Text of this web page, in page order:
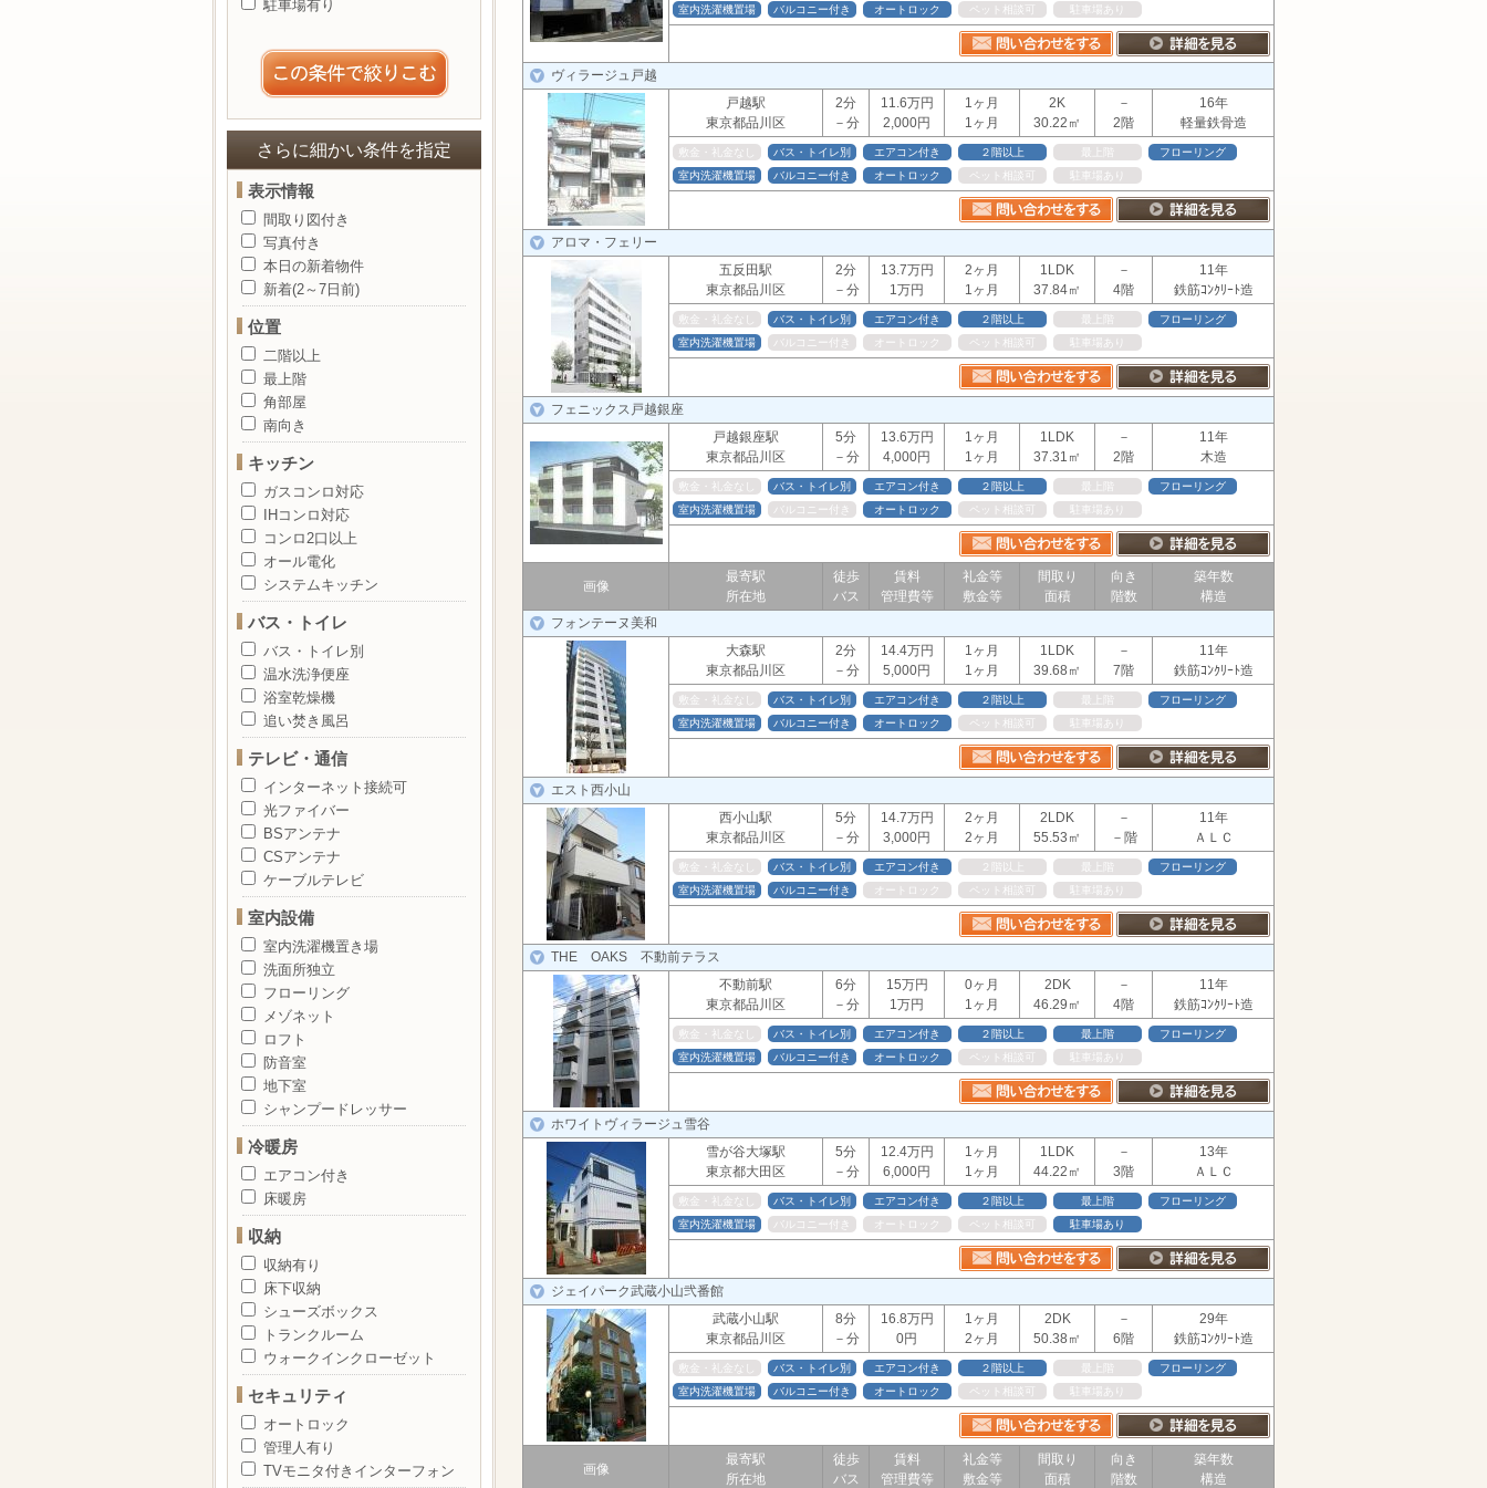
室内洗濯機置場
バルコニー付き オートロック ペット相談可
ヴィラージュ戸越
戸越駅
東京都品川区
2分
－分
11.6万円
2,000円
1ヶ月
1ヶ月
2K
30.22㎡
－
2階
16年
軽量鉄骨造
敷金・礼金なし バス・トイレ別 エアコン付き ２階以上
フローリング
室内洗濯機置場
バルコニー付き オートロック ペット相談可
アロマ・フェリー
五反田駅
東京都品川区
2分
－分
13.7万円
1万円
2ヶ月
1ヶ月
1LDK
37.84㎡
－
4階
11年
鉄筋ｺﾝｸﾘｰﾄ造
敷金・礼金なし バス・トイレ別 エアコン付き ２階以上
フローリング
室内洗濯機置場
バルコニー付き オートロック ペット相談可
フェニックス戸越銀座
戸越銀座駅
東京都品川区
5分
－分
13.6万円
4,000円
1ヶ月
1ヶ月
1LDK
37.31㎡
－
2階
11年
木造
敷金・礼金なし バス・トイレ別 エアコン付き ２階以上
フローリング
室内洗濯機置場
バルコニー付き オートロック ペット相談可
画像
最寄駅
所在地
徒歩
バス
賃料
管理費等
礼金等
敷金等
間取り
面積
向き
階数
築年数
構造
フォンテーヌ美和
大森駅
東京都品川区
2分
－分
14.4万円
5,000円
1ヶ月
1ヶ月
1LDK
39.68㎡
－
7階
11年
鉄筋ｺﾝｸﾘｰﾄ造
敷金・礼金なし バス・トイレ別 エアコン付き ２階以上
フローリング
室内洗濯機置場
バルコニー付き オートロック ペット相談可
エスト西小山
西小山駅
東京都品川区
5分
－分
14.7万円
3,000円
2ヶ月
2ヶ月
2LDK
55.53㎡
－
－階
11年
ＡＬＣ
敷金・礼金なし バス・トイレ別 エアコン付き ２階以上
フローリング
室内洗濯機置場
バルコニー付き オートロック ペット相談可
THE OAKS 不動前テラス
不動前駅
東京都品川区
6分
－分
15万円
1万円
0ヶ月
1ヶ月
2DK
46.29㎡
－
4階
11年
鉄筋ｺﾝｸﾘｰﾄ造
敷金・礼金なし バス・トイレ別 エアコン付き ２階以上 最上階
フローリング
室内洗濯機置場
バルコニー付き オートロック ペット相談可
ホワイトヴィラージュ雪谷
雪が谷大塚駅
東京都大田区
5分
－分
12.4万円
6,000円
1ヶ月
1ヶ月
1LDK
44.22㎡
－
3階
13年
ＡＬＣ
敷金・礼金なし バス・トイレ別 エアコン付き ２階以上 最上階
フローリング
室内洗濯機置場
バルコニー付き オートロック ペット相談可 駐車場あり
ジェイパーク武蔵小山弐番館
武蔵小山駅
東京都品川区
8分
－分
16.8万円
0円
1ヶ月
2ヶ月
2DK
50.38㎡
－
6階
29年
鉄筋ｺﾝｸﾘｰﾄ造
敷金・礼金なし バス・トイレ別 エアコン付き ２階以上
フローリング
室内洗濯機置場
バルコニー付き オートロック ペット相談可
画像
最寄駅
所在地
徒歩
バス
賃料
管理費等
礼金等
敷金等
間取り
面積
向き
階数
築年数
構造
駐車場有り
さらに細かい条件を指定
表示情報
間取り図付き
写真付き
本日の新着物件
新着(2～7日前)
位置
二階以上
最上階
角部屋
南向き
キッチン
ガスコンロ対応
IHコンロ対応
コンロ2口以上
オール電化
システムキッチン
バス・トイレ
バス・トイレ別
温水洗浄便座
浴室乾燥機
追い焚き風呂
テレビ・通信
インターネット接続可
光ファイバー
BSアンテナ
CSアンテナ
ケーブルテレビ
室内設備
室内洗濯機置き場
洗面所独立
フローリング
メゾネット
ロフト
防音室
地下室
シャンプードレッサー
冷暖房
エアコン付き
床暖房
収納
収納有り
床下収納
シューズボックス
トランクルーム
ウォークインクローゼット
セキュリティ
オートロック
管理人有り
TVモニタ付きインターフォン